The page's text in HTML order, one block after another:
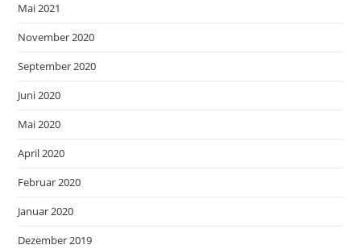
Mai 2021
November 2020
September 2020
Juni 2020
Mai 2020
April 2020
Februar 2020
Januar 2020
Dezember 2019